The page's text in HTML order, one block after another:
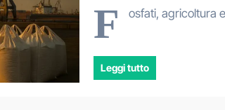
F
osfati, agricoltura
Leggi tutto